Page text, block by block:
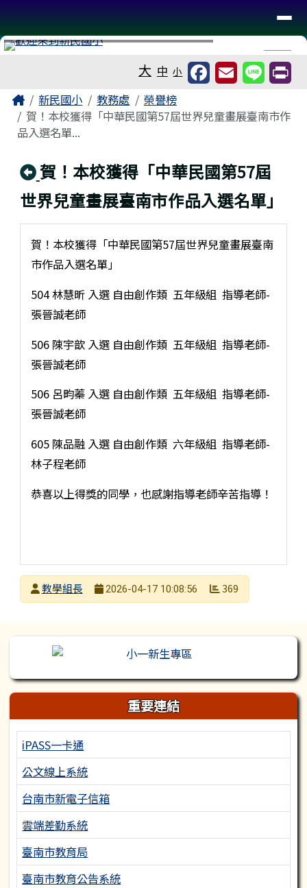
台南市新民國小
導覽列
⏸
大 中 小
主內容區域
Home新民國小 教務處
榮譽榜
賀！本校獲得「中華民國第57屆世界兒童畫展臺南市作
品入選名單...
回上頁
賀！本校獲得「中華民國第57屆
世界兒童畫展臺南市作品入選名單」
賀！本校獲得「中華民國第57屆世界兒童畫展臺南
市作品入選名單」
504 林慧昕 入選 自由創作類 五年級組 指導老師-
張晉誠老師
506 陳宇歆 入選 自由創作類 五年級組 指導老師-
張晉誠老師
506 呂畇蓁 入選 自由創作類 五年級組 指導老師-
張晉誠老師
605 陳品融 入選 自由創作類 六年級組 指導老師-
林子程老師
恭喜以上得獎的同學，也感謝指導老師辛苦指導！
發布者
教學組長
2026-04-17 10:08:56 369
左邊區域內容
重要連結
iPASS一卡通
公文線上系統
台南市新電子信箱
雲端差勤系統
臺南市教育局
臺南市教育公告系統
頁尾區域